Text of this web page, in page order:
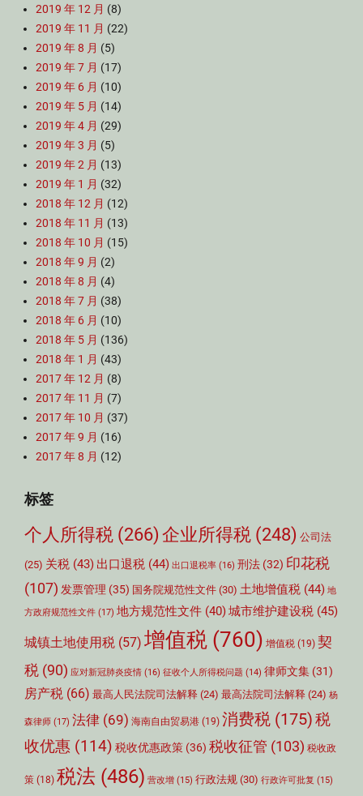
2019 年 12 月 (8)
2019 年 11 月 (22)
2019 年 8 月 (5)
2019 年 7 月 (17)
2019 年 6 月 (10)
2019 年 5 月 (14)
2019 年 4 月 (29)
2019 年 3 月 (5)
2019 年 2 月 (13)
2019 年 1 月 (32)
2018 年 12 月 (12)
2018 年 11 月 (13)
2018 年 10 月 (15)
2018 年 9 月 (2)
2018 年 8 月 (4)
2018 年 7 月 (38)
2018 年 6 月 (10)
2018 年 5 月 (136)
2018 年 1 月 (43)
2017 年 12 月 (8)
2017 年 11 月 (7)
2017 年 10 月 (37)
2017 年 9 月 (16)
2017 年 8 月 (12)
标签
个人所得税 (266) 企业所得税 (248) 公司法
(25) 关税 (43) 出口退税 (44) 出口退税率 (16) 刑法 (32) 印花税
(107) 发票管理 (35) 国务院规范性文件 (30) 土地增值税 (44) 地
方政府规范性文件 (17) 地方规范性文件 (40)城市维护建设税 (45)
城镇土地使用税 (57) 增值税 (760) 增值税 (19) 契
税 (90) 应对新冠肺炎疫情 (16) 征收个人所得税问题 (14) 律师文集 (31)
房产税 (66) 最高人民法院司法解释 (24) 最高法院司法解释 (24) 杨
森律师 (17) 法律 (69) 海南自由贸易港 (19) 消费税 (175)税
收优惠 (114) 税收优惠政策 (36) 税收征管 (103) 税收政
策 (18) 税法 (486) 营改增 (15) 行政法规 (30) 行政许可批复 (15)